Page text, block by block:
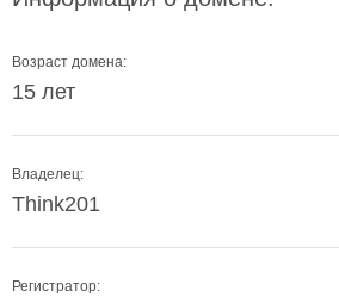
Возраст домена:
15 лет
Владелец:
Think201
Регистратор: